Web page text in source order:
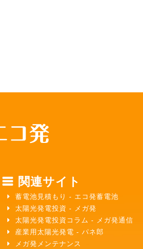
関連サイト
蓄電池見積もり - エコ発蓄電池
太陽光発電投資 - メガ発
太陽光発電投資コラム - メガ発通信
産業用太陽光発電 - パネ郎
メガ発メンテナンス